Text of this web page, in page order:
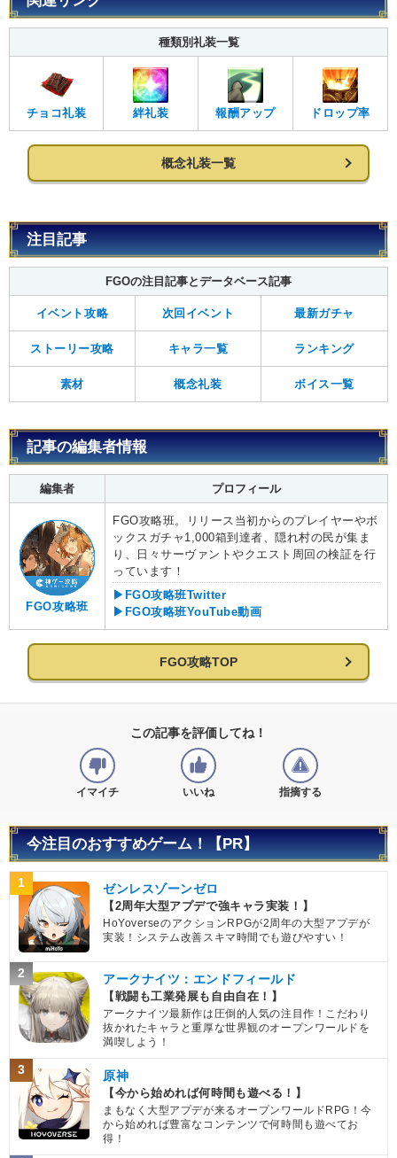
種類別礼装一覧
チョコ礼装 絆礼装 報酬アップ ドロップ率
概念礼装一覧
注目記事
FGOの注目記事とデータベース記事
イベント攻略 次回イベント 最新ガチャ
ストーリー攻略 キャラ一覧 ランキング
素材 概念礼装 ボイス一覧
記事の編集者情報
編集者 プロフィール
FGO攻略班
FGO攻略班。リリース当初からのプレイヤーやボ
ックスガチャ1,000箱到達者、隠れ村の民が集ま
り、日々サーヴァントやクエスト周回の検証を行
っています！
▶FGO攻略班Twitter
▶FGO攻略班YouTube動画
FGO攻略TOP
この記事を評価してね！
イマイチ いいね 指摘する
今注目のおすすめゲーム！【PR】
1 ゼンレスゾーンゼロ
【2周年大型アプデで強キャラ実装！】
HoYoverseのアクションRPGが2周年の大型アプデが
実装！システム改善スキマ時間でも遊びやすい！
2 アークナイツ：エンドフィールド
【戦闘も工業発展も自由自在！】
アークナイツ最新作は圧倒的人気の注目作！こだわり
抜かれたキャラと重厚な世界観のオープンワールドを
満喫しよう！
3 原神
【今から始めれば何時間も遊べる！】
まもなく大型アプデが来るオープンワールドRPG！今
から始めれば豊富なコンテンツで何時間も遊べてお
得！